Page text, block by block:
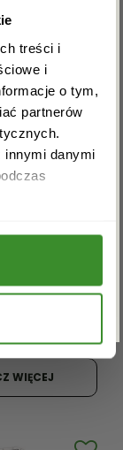
treści i
i
o tym,
partnerów
innymi danymi
WIĘCEJ